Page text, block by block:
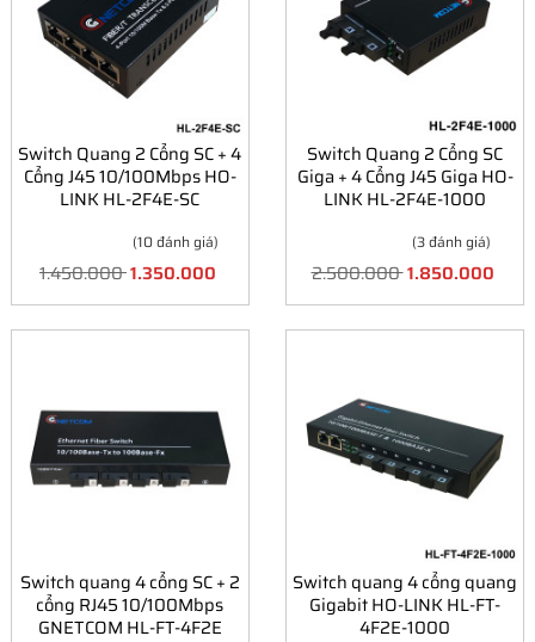
Switch Quang 2 Cổng SC + 4
Cổng J45 10/100Mbps HO-
LINK HL-2F4E-SC
(10 đánh giá)
1.450.0001.350.000
Switch Quang 2 Cổng SC
Giga + 4 Cổng J45 Giga HO-
LINK HL-2F4E-1000
(3 đánh giá)
2.500.0001.850.000
Switch quang 4 cổng SC + 2
cổng RJ45 10/100Mbps
GNETCOM HL-FT-4F2E
Switch quang 4 cổng quang
Gigabit HO-LINK HL-FT-
4F2E-1000